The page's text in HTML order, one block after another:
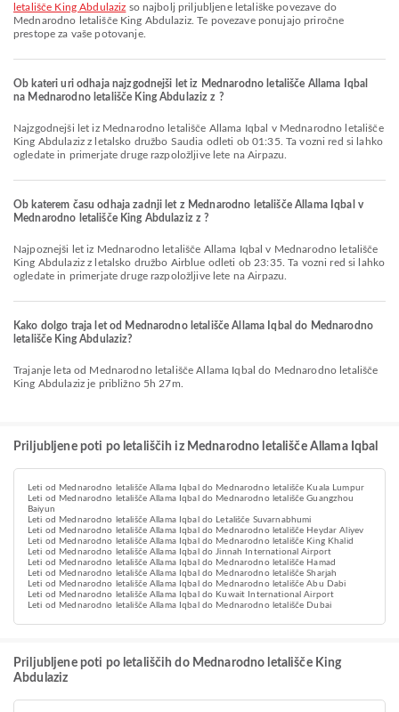
letališče King Abdulaziz so najbolj priljubljene letališke povezave do
Mednarodno letališče King Abdulaziz. Te povezave ponujajo priročne
prestope za vaše potovanje.
Ob kateri uri odhaja najzgodnejši let iz Mednarodno letališče Allama Iqbal
na Mednarodno letališče King Abdulaziz z ?
Najzgodnejši let iz Mednarodno letališče Allama Iqbal v Mednarodno letališče
King Abdulaziz z letalsko družbo Saudia odleti ob 01:35. Ta vozni red si lahko
ogledate in primerjate druge razpoložljive lete na Airpazu.
Ob katerem času odhaja zadnji let z Mednarodno letališče Allama Iqbal v
Mednarodno letališče King Abdulaziz z ?
Najpoznejši let iz Mednarodno letališče Allama Iqbal v Mednarodno letališče
King Abdulaziz z letalsko družbo Airblue odleti ob 23:35. Ta vozni red si lahko
ogledate in primerjate druge razpoložljive lete na Airpazu.
Kako dolgo traja let od Mednarodno letališče Allama Iqbal do Mednarodno
letališče King Abdulaziz?
Trajanje leta od Mednarodno letališče Allama Iqbal do Mednarodno letališče
King Abdulaziz je približno 5h 27m.
Priljubljene poti po letališčih iz Mednarodno letališče Allama Iqbal
Leti od Mednarodno letališče Allama Iqbal do Mednarodno letališče Kuala Lumpur
Leti od Mednarodno letališče Allama Iqbal do Mednarodno letališče Guangzhou
Baiyun
Leti od Mednarodno letališče Allama Iqbal do Letališče Suvarnabhumi
Leti od Mednarodno letališče Allama Iqbal do Mednarodno letališče Heydar Aliyev
Leti od Mednarodno letališče Allama Iqbal do Mednarodno letališče King Khalid
Leti od Mednarodno letališče Allama Iqbal do Jinnah International Airport
Leti od Mednarodno letališče Allama Iqbal do Mednarodno letališče Hamad
Leti od Mednarodno letališče Allama Iqbal do Mednarodno letališče Sharjah
Leti od Mednarodno letališče Allama Iqbal do Mednarodno letališče Abu Dabi
Leti od Mednarodno letališče Allama Iqbal do Kuwait International Airport
Leti od Mednarodno letališče Allama Iqbal do Mednarodno letališče Dubai
Priljubljene poti po letališčih do Mednarodno letališče King
Abdulaziz